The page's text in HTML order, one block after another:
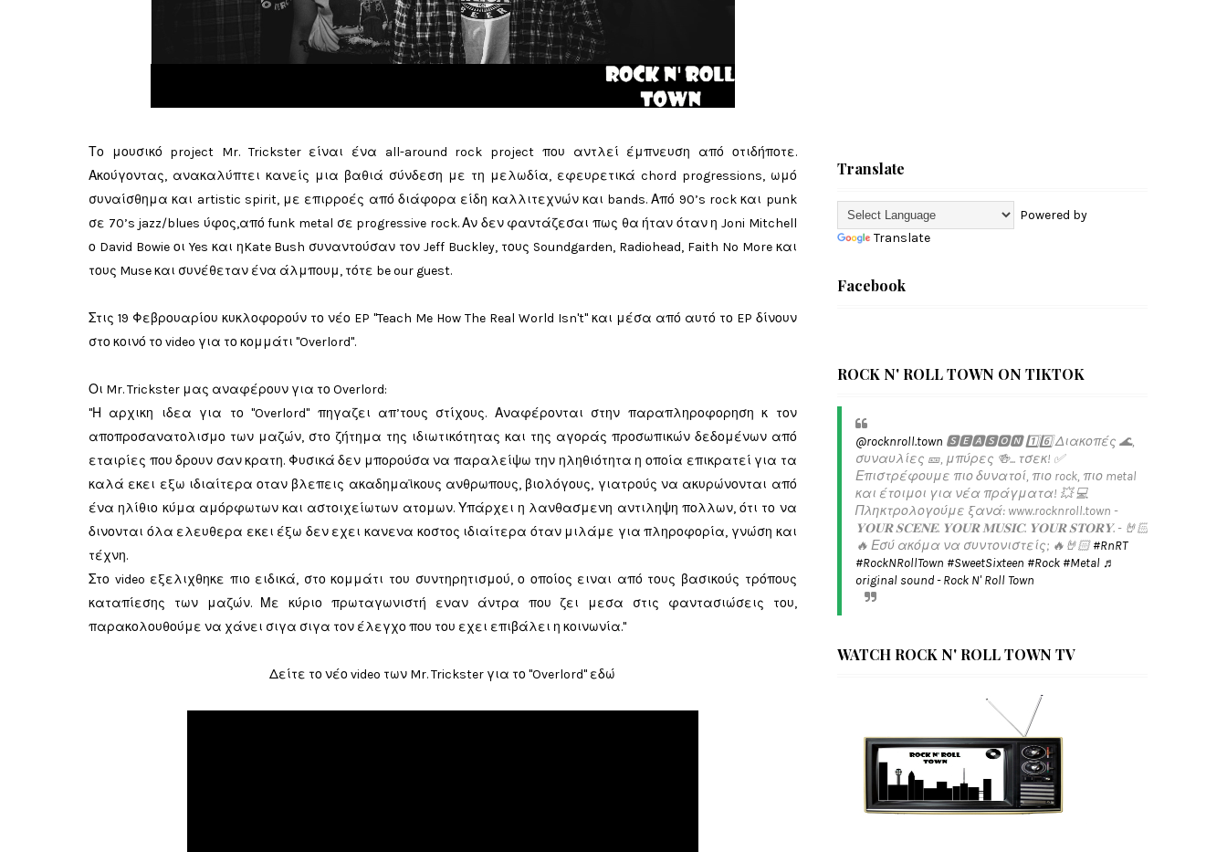
Το μουσικό project Mr. Trickster είναι ένα all-around rock project που αντλεί έμπνευση από οτιδήποτε.
Ακούγοντας, ανακαλύπτει κανείς μια βαθιά σύνδεση με τη μελωδία, εφευρετικά chord progressions, ωμό
συναίσθημα και artistic spirit, με επιρροές από διάφορα είδη καλλιτεχνών και bands. Από 90’s rock και punk
σε 70’s jazz/blues ύφος,από funk metal σε progressive rock. Αν δεν φαντάζεσαι πως θα ήταν όταν η Joni Mitchell
ο David Bowie οι Yes και ηKate Bush συναντούσαν τον Jeff Buckley, τους Soundgarden, Radiohead, Faith No More και
τους Muse και συνέθεταν ένα άλμπουμ, τότε be our guest.
Στις 19 Φεβρουαρίου κυκλοφορούν το νέο EP "Teach Me How The Real World Isn't" και μέσα από αυτό το EP δίνουν
στο κοινό το video για το κομμάτι "Overlord".
Οι Mr. Trickster μας αναφέρουν για το Overlord:
"Η αρχικη ιδεα για το "Overlord" πηγαζει απ’τους στίχους. Αναφέρονται στην παραπληροφορηση κ τον
αποπροσανατολισμο των μαζών, στο ζήτημα της ιδιωτικότητας και της αγοράς προσωπικών δεδομένων από
εταιρίες που δρουν σαν κρατη. Φυσικά δεν μπορούσα να παραλείψω την ηληθιότητα η οποία επικρατεί για τα
καλά εκει εξω ιδιαίτερα οταν βλεπεις ακαδημαϊκους ανθρωπους, βιολόγους, γιατρούς να ακυρώνονται από
ένα ηλίθιο κύμα αμόρφωτων και αστοιχείωτων ατομων. Υπάρχει η λανθασμενη αντιληψη πολλων, ότι το να
δινονται όλα ελευθερα εκει έξω δεν εχει κανενα κοστος ιδιαίτερα όταν μιλάμε για πληροφορία, γνώση και
τέχνη.
Στο video εξελιχθηκε πιο ειδικά, στο κομμάτι του συντηρητισμού, ο οποίος ειναι από τους βασικούς τρόπους
καταπίεσης των μαζών. Με κύριο πρωταγωνιστή εναν άντρα που ζει μεσα στις φαντασιώσεις του,
παρακολουθούμε να χάνει σιγα σιγα τον έλεγχο που του εχει επιβάλει η κοινωνία."
Δείτε το νέο video των Mr. Trickster για το "Overlord" εδώ
Translate
Powered by
Translate
Facebook
ROCK N' ROLL TOWN ON TIKTOK
@rocknroll.town 🆂🅴🅰🆂🅾🅽 1️⃣6️⃣ Διακοπές 🌊,
συναυλίες 🎫, μπύρες 🍻... τσεκ! ✅️
Επιστρέφουμε πιο δυνατοί, πιο rock, πιο metal
και έτοιμοι για νέα πράγματα! 💥 💻
Πληκτρολογούμε ξανά: www.rocknroll.town -
𝐘𝐎𝐔𝐑 𝐒𝐂𝐄𝐍𝐄. 𝐘𝐎𝐔𝐑 𝐌𝐔𝐒𝐈𝐂. 𝐘𝐎𝐔𝐑 𝐒𝐓𝐎𝐑𝐘. - 🤘🏻
🔥 Εσύ ακόμα να συντονιστείς; 🔥🤘🏻#RnRT
#RockNRollTown #SweetSixteen #Rock #Metal ♬
original sound - Rock N' Roll Town
WATCH ROCK N' ROLL TOWN TV